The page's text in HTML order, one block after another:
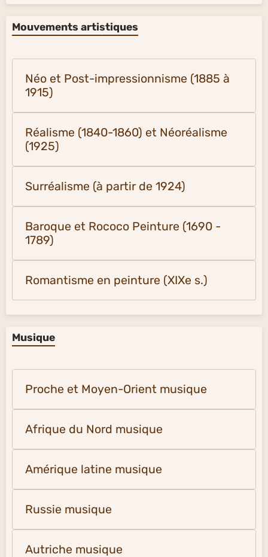
Mouvements artistiques
Néo et Post-impressionnisme (1885 à
1915)
Réalisme (1840-1860) et Néoréalisme
(1925)
Surréalisme (à partir de 1924)
Baroque et Rococo Peinture (1690 -
1789)
Romantisme en peinture (XIXe s.)
Musique
Proche et Moyen-Orient musique
Afrique du Nord musique
Amérique latine musique
Russie musique
Autriche musique